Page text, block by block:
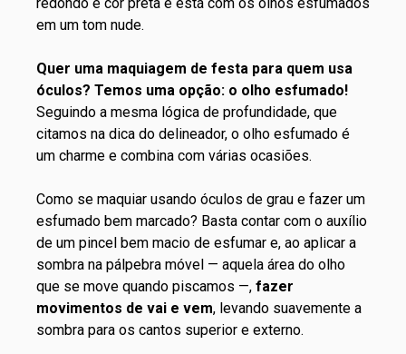
Quer uma maquiagem de festa para quem usa
óculos? Temos uma opção: o olho esfumado!
Seguindo a mesma lógica de profundidade, que
citamos na dica do delineador, o olho esfumado é
um charme e combina com várias ocasiões.
Como se maquiar usando óculos de grau e fazer um
esfumado bem marcado? Basta contar com o auxílio
de um pincel bem macio de esfumar e, ao aplicar a
sombra na pálpebra móvel — aquela área do olho
que se move quando piscamos —, fazer
movimentos de vai e vem, levando suavemente a
sombra para os cantos superior e externo.